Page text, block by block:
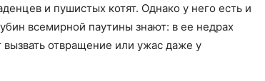
и пушистых котят. Однако у него есть и
всемирной паутины знают: в ее недрах
отвращение или ужас даже у